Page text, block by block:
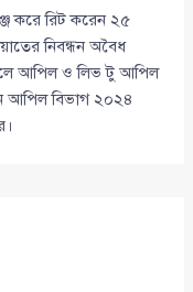
করে রিট করেন ২৫
নিবন্ধন অবৈধ
আপিল ও লিভ টু আপিল
আপিল বিভাগ ২০২৪